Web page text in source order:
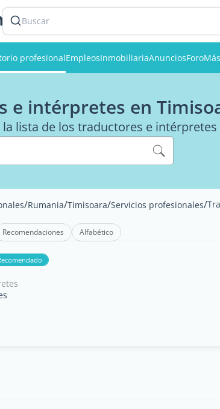
Buscar
profesionalEmpleosInmobiliariaAnunciosForoMás
e intérpretes en
lista de los traductores e
/Rumania/Timisoara/Servicios profesionales/
Recomendaciones Alfabético